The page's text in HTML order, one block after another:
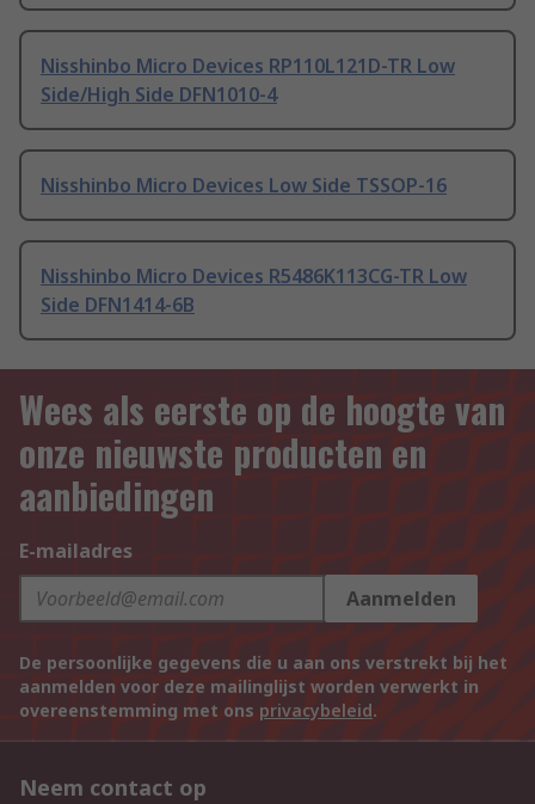
Nisshinbo Micro Devices RP110L121D-TR Low
Side/High Side DFN1010-4
Nisshinbo Micro Devices Low Side TSSOP-16
Nisshinbo Micro Devices R5486K113CG-TR Low
Side DFN1414-6B
Wees als eerste op de hoogte van
onze nieuwste producten en
aanbiedingen
E-mailadres
Aanmelden
De persoonlijke gegevens die u aan ons verstrekt bij het
aanmelden voor deze mailinglijst worden verwerkt in
overeenstemming met ons privacybeleid.
Neem contact op